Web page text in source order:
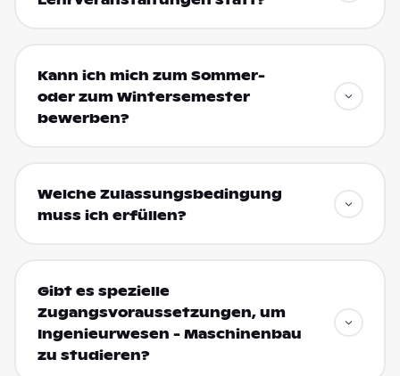
Kann ich mich zum Sommer-
oder zum Wintersemester
bewerben?
Welche Zulassungsbedingung
muss ich erfüllen?
Gibt es spezielle
Zugangsvoraussetzungen, um
Ingenieurwesen - Maschinenbau
zu studieren?